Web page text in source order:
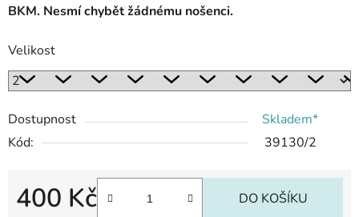
BKM. Nesmí chybět žádnému nošenci.
Velikost
Dostupnost
Skladem*
Kód:
39130/2
400 Kč DO KOŠÍKU